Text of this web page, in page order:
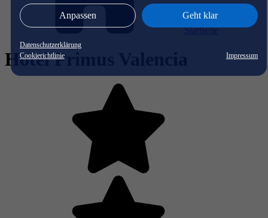
Anpassen Geht klar
Datenschutzerklärung
Cookierichtlinie
Impressum
Startseite
Hotel Primus Valencia